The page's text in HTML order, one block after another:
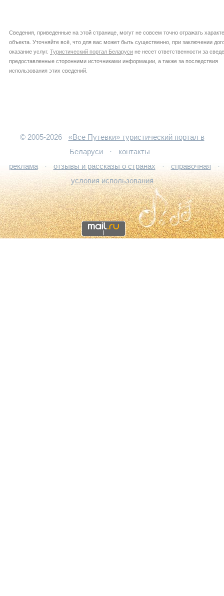
Сведения, приведенные на этой странице, могут не совсем точно отражать
объекта. Уточняйте всё, что для вас может быть существенно, при заключении
оказание услуг. Туристический портал Беларуси не несет ответственности за
предоставленные сторонними источниками информации, а также за последствия
использования этих сведений.
© 2005-2026
«Все Путевки» туристический портал в
Беларуси
·
контакты
реклама
· отзывы и рассказы о странах · справочная
·
условия использования